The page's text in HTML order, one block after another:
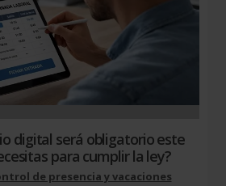
digital será obligatorio este
para cumplir la ley?
de presencia y vacaciones